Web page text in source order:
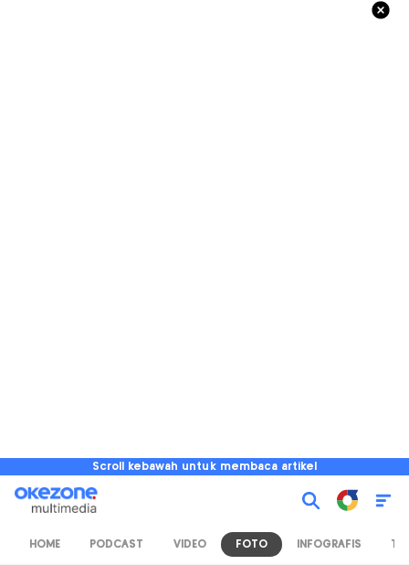
Scroll kebawah untuk membaca artikel
HOME PODCAST VIDEO FOTO INFOGRAFIS TV